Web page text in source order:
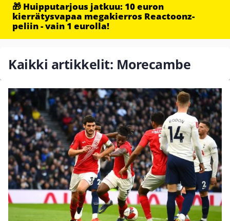
🎁 Huipputarjous jatkuu: 10 euron
kierrätysvapaa megakierros Reactoonz-
peliin - vain 1 eurolla!
Kaikki artikkelit: Morecambe